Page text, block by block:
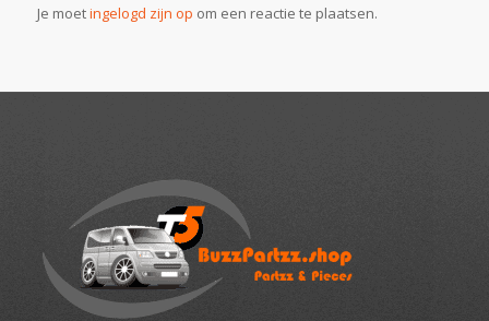
Je moetingelogd zijn op om een reactie te plaatsen.